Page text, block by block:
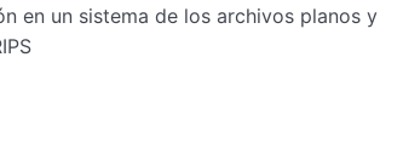
en un sistema de los archivos planos y